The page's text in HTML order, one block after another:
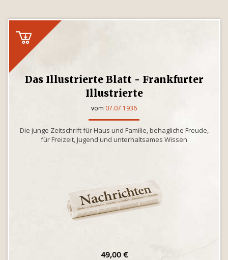
Das Illustrierte Blatt - Frankfurter
Illustrierte
vom 07.07.1936
Die junge Zeitschrift für Haus und Familie, behagliche Freude,
für Freizeit, Jugend und unterhaltsames Wissen
49,00 €